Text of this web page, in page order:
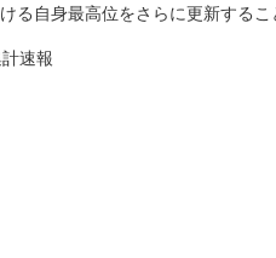
る自身最高位をさらに更新するこ
速報